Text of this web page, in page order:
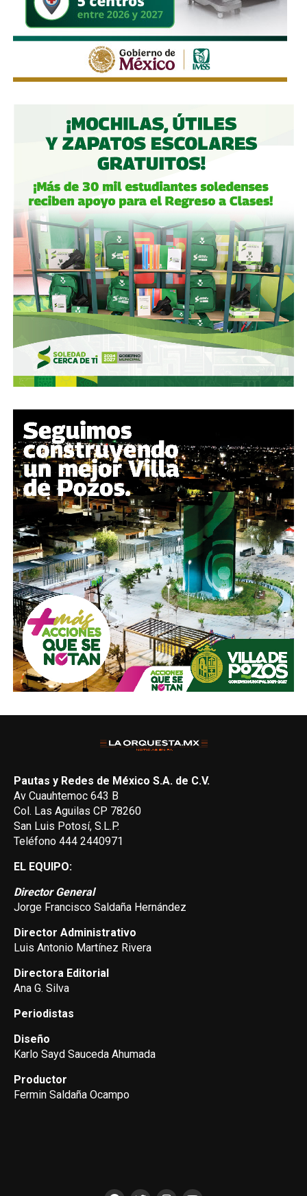
Pautas y Redes de México S.A. de C.V.
Av Cuauhtemoc 643 B
Col. Las Aguilas CP 78260
San Luis Potosí, S.L.P.
Teléfono 444 2440971
EL EQUIPO:
Director General
Jorge Francisco Saldaña Hernández
Director Administrativo
Luis Antonio Martínez Rivera
Directora Editorial
Ana G. Silva
Periodistas
Diseño
Karlo Sayd Sauceda Ahumada
Productor
Fermin Saldaña Ocampo